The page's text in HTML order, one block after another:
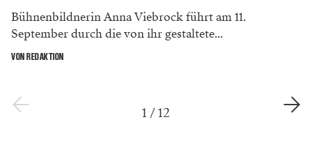
Bühnenbildnerin Anna Viebrock führt am 11.
September durch die von ihr gestaltete...
VON REDAKTION
1 /12